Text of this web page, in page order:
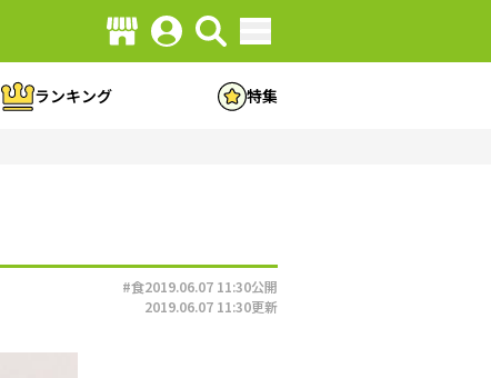
ランキング 特集
#食2019.06.07 11:30公開
2019.06.07 11:30更新